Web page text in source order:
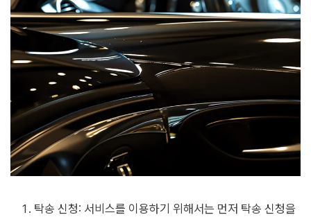
탁송 신청: 서비스를 이용하기 위해서는 먼저 탁송 신청을